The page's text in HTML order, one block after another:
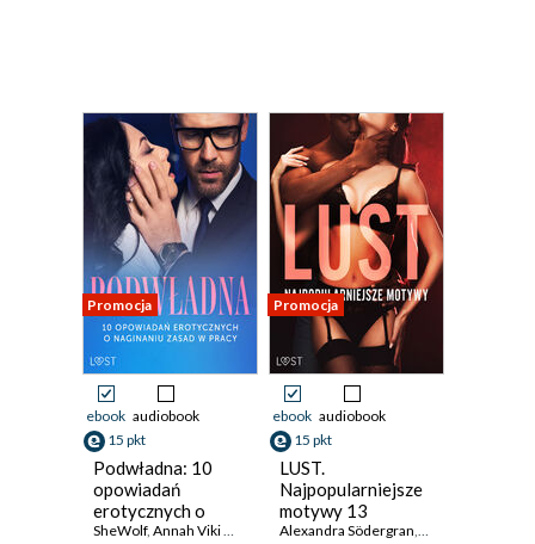
Promocja
ebook audiobook
15 pkt
Podwładna: 10
opowiadań
erotycznych o
naginaniu zasad w
SheWolf, Annah Viki M. Mila Lipa,Ewa Maciejczuk,Nina Nirali
Promocja
ebook audiobook
15 pkt
LUST.
Najpopularniejsze
motywy 13
opowiadań
Alexandra Södergran, Olrik